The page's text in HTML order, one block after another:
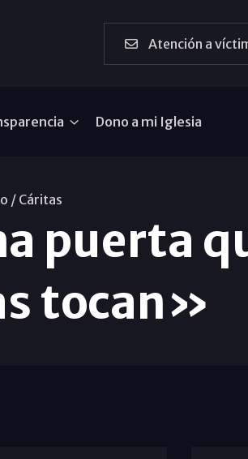
Atención a
Dono a mi Iglesia
/Cáritas
puerta
tocan»